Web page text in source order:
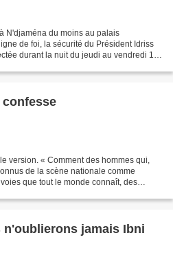
N'djaména du moins au palais
de foi, la sécurité du Président Idriss
durant la nuit du jeudi au vendredi 19
confesse
version. « Comment des hommes qui,
de la scène nationale comme
que tout le monde connaît, des
n'oublierons jamais Ibni